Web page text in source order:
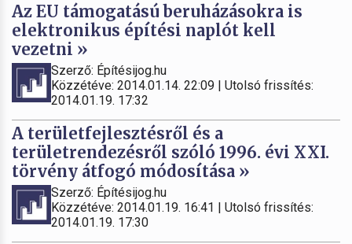
Az EU támogatású beruházásokra is
elektronikus építési naplót kell
vezetni »
Szerző: Építésijog.hu
Közzétéve: 2014.01.14. 22:09 | Utolsó frissítés:
2014.01.19. 17:32
A területfejlesztésről és a
területrendezésről szóló 1996. évi XXI.
törvény átfogó módosítása »
Szerző: Építésijog.hu
Közzétéve: 2014.01.19. 16:41 | Utolsó frissítés:
2014.01.19. 17:30